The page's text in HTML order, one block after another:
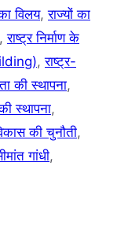
विलय,राज्यों का
,राष्ट्र निर्माण के
,राष्ट्र-
की स्थापना,
स्थापना,
की चुनौती,
गांधी,